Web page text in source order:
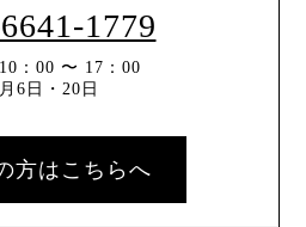
1779
：00 〜 17：00
6日・20日
方はこちらへ